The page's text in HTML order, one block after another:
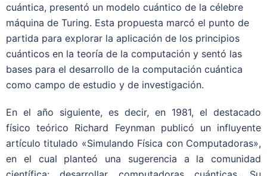
cuántica, presentó un modelo cuántico de la célebre
máquina de Turing. Esta propuesta marcó el punto de
partida para explorar la aplicación de los principios
cuánticos en la teoría de la computación y sentó las
bases para el desarrollo de la computación cuántica
como campo de estudio y de investigación.
En el año siguiente, es decir, en 1981, el destacado
físico teórico Richard Feynman publicó un influyente
artículo titulado «Simulando Física con Computadoras»,
en el cual planteó una sugerencia a la comunidad